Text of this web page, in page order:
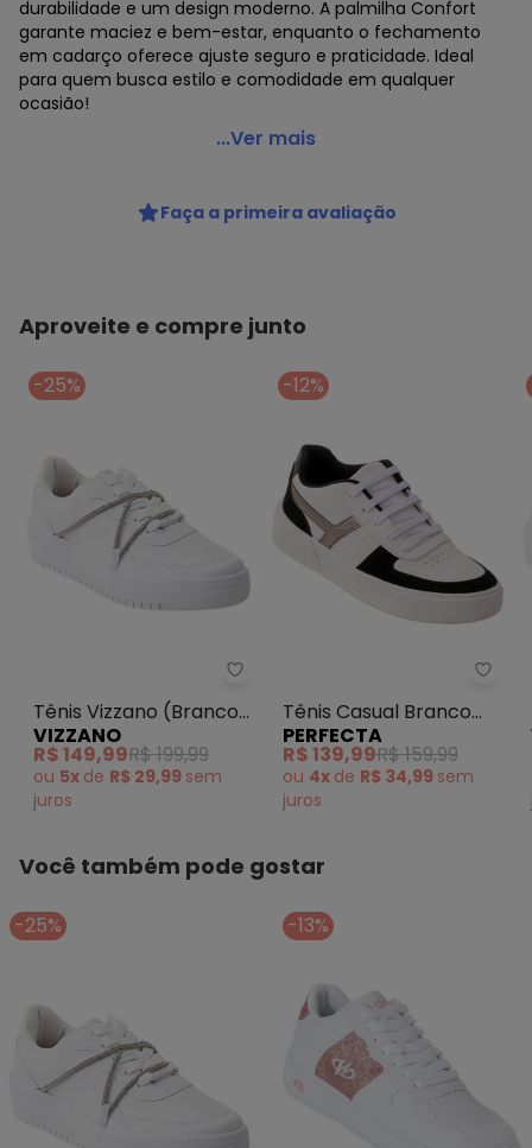
durabilidade e um design moderno. A palmilha Confort
garante maciez e bem-estar, enquanto o fechamento
em cadarço oferece ajuste seguro e praticidade. Ideal
para quem busca estilo e comodidade em qualquer
ocasião!
Beira Rio - Tênis Beira Rio Branco
Observação: Palmilha confort
Tecido: Sintético
...Ver mais
Faça a primeira avaliação
Aproveite e compre junto
-25%
Tênis Vizzano (Branco) em
Tênis Vizzano (Branco)
em Sintético
VIZZANO
R$ 149,99R$ 199,99
ou 5x de R$ 29,99 sem
juros
-12%
Tênis Casual Branco
em Sintético
PERFECTA
R$ 139,99R$ 159,99
ou 4x de R$ 34,99 sem
juros
Você também pode gostar
-25% -13%